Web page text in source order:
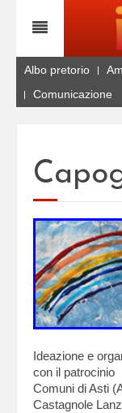
Albo pretorio
Comunicazione
Ideazione e
con il patrocinio
Comuni di Asti
Castagnole